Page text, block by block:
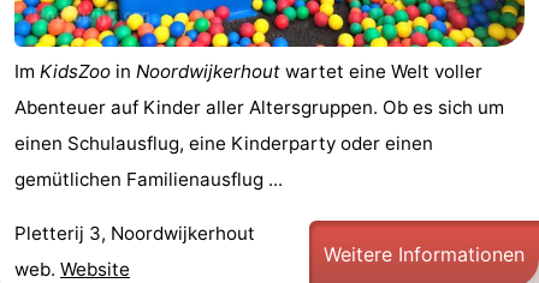
Zentren
Dörfer
Städte
Sport
-
Im KidsZoo in Noordwijkerhout wartet eine Welt voller
Abenteuer auf Kinder aller Altersgruppen. Ob es sich um
einen Schulausflug, eine Kinderparty oder einen
gemütlichen Familienausflug ...
Pletterij 3, Noordwijkerhout
web. Website
Weitere Informationen